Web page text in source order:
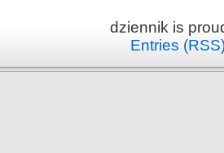
dziennik is
Entries